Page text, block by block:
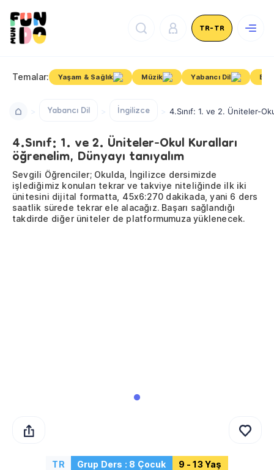
TR-TR
Temalar: Yaşam & Sağlık Müzik Yabancı Dil
Yabancı Dil İngilizce 4.Sınıf: 1. ve 2. Üniteler-
4.Sınıf: 1. ve 2. Üniteler-Okul Kuralları
öğrenelim, Dünyayı tanıyalım
Sevgili Öğrenciler; Okulda, İngilizce dersimizde
işlediğimiz konuları tekrar ve takviye niteliğinde ilk iki
ünitesini dijital formatta, 45x6:270 dakikada, yani 6 ders
saatlik sürede tekrar ele alacağız. Başarı sağlandığı
takdirde diğer üniteler de platformumuza yüklenecek.
TR Grup Ders : 8 Çocuk 9 - 13 Yaş